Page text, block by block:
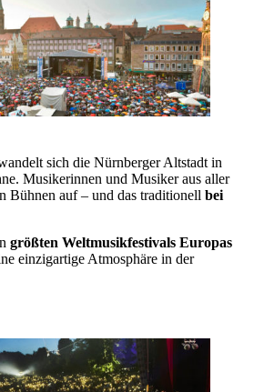
sich die Nürnberger Altstadt in
Musikerinnen und Musiker aus aller
Bühnen auf – und das traditionell bei
größten Weltmusikfestivals Europas
einzigartige Atmosphäre in der